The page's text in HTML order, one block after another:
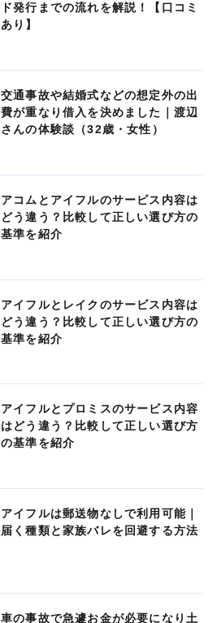
ド発行までの流れを解説！【口コミ
あり】
交通事故や結婚式などの想定外の出
費が重なり借入を決めました｜渡辺
さんの体験談（32歳・女性）
アコムとアイフルのサービス内容は
どう違う？比較して正しい選び方の
基準を紹介
アイフルとレイクのサービス内容は
どう違う？比較して正しい選び方の
基準を紹介
アイフルとプロミスのサービス内容
はどう違う？比較して正しい選び方
の基準を紹介
アイフルは郵送物なしで利用可能｜
届く種類と家族バレを回避する方法
車の事故で急遽お金が必要になり土